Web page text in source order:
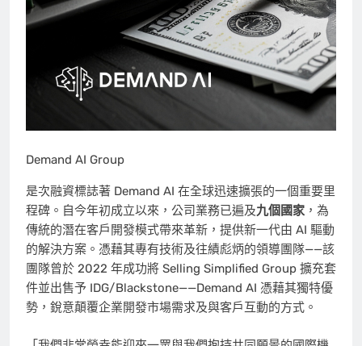
Demand AI Group
是次融資標誌著 Demand AI 在全球迅速擴張的一個重要里
程碑。自今年初成立以來，公司業務已遍及九個國家 ，為
傳統的潛在客戶開發模式帶來革新，提供新一代由 AI 驅動
的解決方案。憑藉其專有技術及往績彪炳的領導團隊——該
團隊曾於 2022 年成功將 Selling Simplified Group 擴充套
件並出售予 IDG/Blackstone——Demand AI 憑藉其獨特優
勢，銳意顛覆企業開發市場需求及與客戶互動的方式。